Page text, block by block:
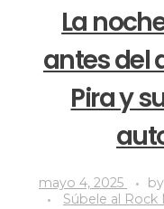
La
antes del
Pira y
mayo 4, 2025 by
Súbele al Rock